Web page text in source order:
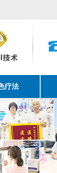
疗法